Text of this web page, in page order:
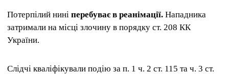
Потерпілий нині перебуває в реанімації. Нападника
затримали на місці злочину в порядку ст. 208 КК
України.
Слідчі кваліфікували подію за п. 1 ч. 2 ст. 115 та ч. 3 ст.